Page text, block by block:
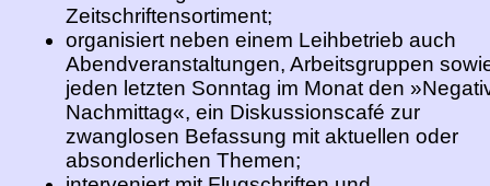
Zeitschriftensortiment;
organisiert neben einem Leihbetrieb auch
Abendveranstaltungen, Arbeitsgruppen
jeden letzten Sonntag im Monat den
Nachmittag«, ein Diskussionscafé zur
zwanglosen Befassung mit aktuellen oder
absonderlichen Themen;